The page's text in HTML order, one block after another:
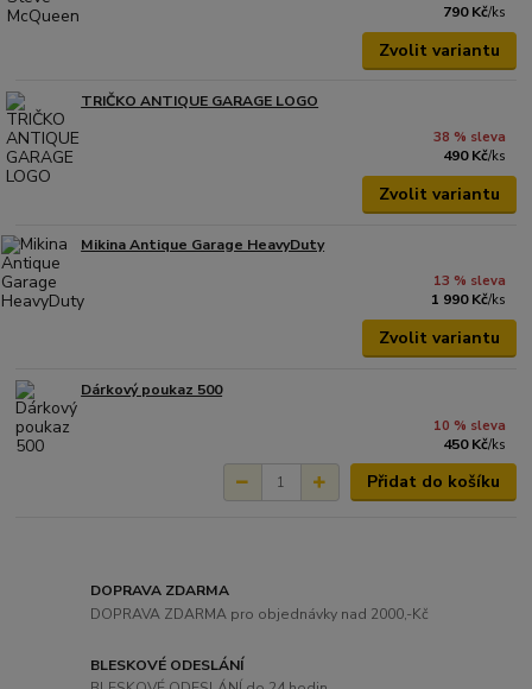
790 Kč/ks
Zvolit variantu
TRIČKO ANTIQUE GARAGE LOGO
38 % sleva
490 Kč/ks
Zvolit variantu
Mikina Antique Garage HeavyDuty
13 % sleva
1 990 Kč/ks
Zvolit variantu
Dárkový poukaz 500
10 % sleva
450 Kč/ks
Přidat do košíku
DOPRAVA ZDARMA
DOPRAVA ZDARMA pro objednávky nad 2000,-Kč
BLESKOVÉ ODESLÁNÍ